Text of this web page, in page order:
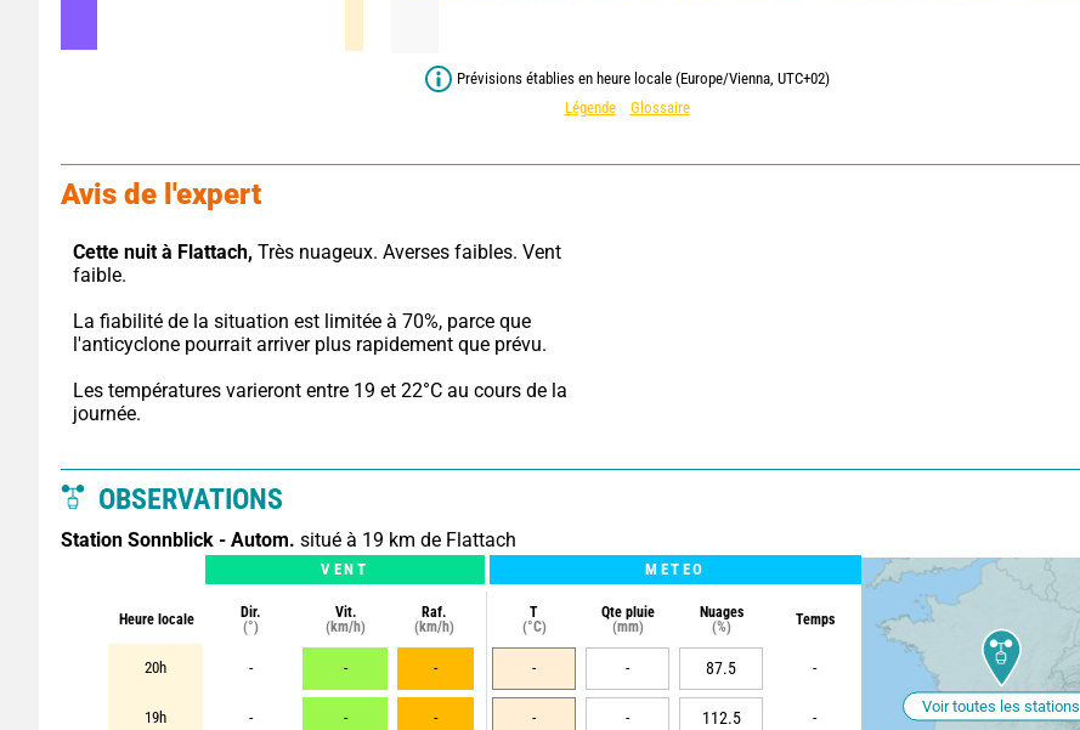
Prévisions établies en heure locale (Europe/Vienna, UTC+02)
Légende
Glossaire
Avis de l'expert
Cette nuit à Flattach, Très nuageux. Averses faibles. Vent
faible.
La fiabilité de la situation est limitée à 70%, parce que
l'anticyclone pourrait arriver plus rapidement que prévu.
Les températures varieront entre 19 et 22°C au cours de la
journée.
OBSERVATIONS
Station Sonnblick - Autom. situé à 19 km de Flattach
VENT METEO
Heure locale
Dir.
(°)
Vit.
(km/h)
Raf.
(km/h)
T
(°C)
Qte pluie
(mm)
Nuages
(%)
Temps
20h - - - - - 87.5 -
19h - - - - - 112.5 -
Voir toutes les stations